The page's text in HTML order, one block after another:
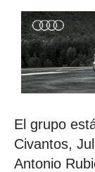
El grupo
Civantos,
Antonio